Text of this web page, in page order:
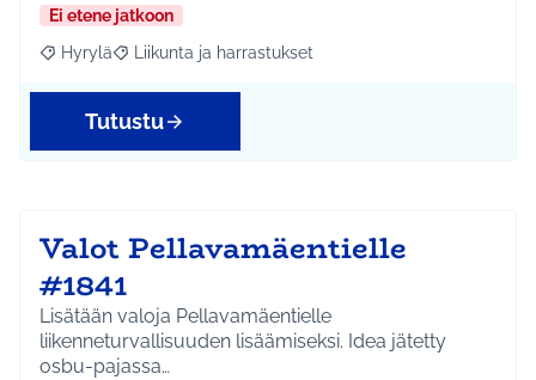
Ei etene jatkoon
Rajaa tulokset aihepiirin mukaan: Hyrylä
Hyrylä Rajaa tulokset teeman mukaan: Liikunta ja
Liikunta ja harrastukset
Tutustu
Valot Pellavamäentielle
#1841
Lisätään valoja Pellavamäentielle
liikenneturvallisuuden lisäämiseksi. Idea jätetty
osbu-pajassa…